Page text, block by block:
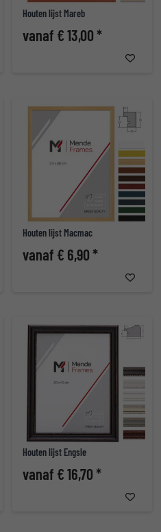
Houten lijst Mareb
vanaf € 13,00 *
Houten lijst Macmac
vanaf € 6,90 *
Houten lijst Engsle
vanaf € 16,70 *